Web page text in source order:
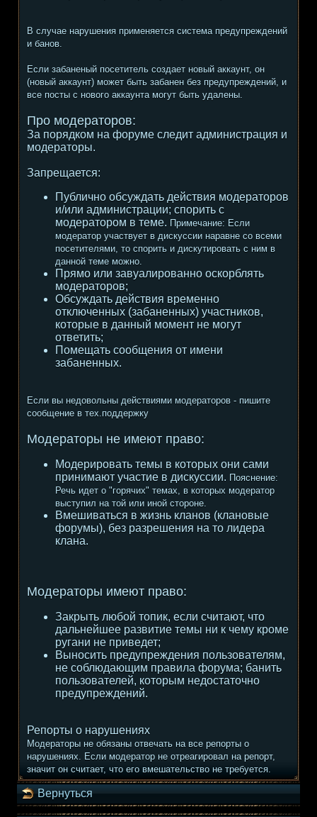
В случае нарушения применяется система предупреждений
и банов.
Если забаненый посетитель создает новый аккаунт, он
(новый аккаунт) может быть забанен без предупреждений, и
все посты с нового аккаунта могут быть удалены.
Про модераторов:
За порядком на форуме следит администрация и
модераторы.
Запрещается:
Публично обсуждать действия модераторов
и/или администрации; спорить с
модератором в теме. Примечание: Если
модератор участвует в дискуссии наравне со всеми
посетителями, то спорить и дискутировать с ним в
данной теме можно.
Прямо или завуалированно оскорблять
модераторов;
Обсуждать действия временно
отключенных (забаненных) участников,
которые в данный момент не могут
ответить;
Помещать сообщения от имени
забаненных.
Если вы недовольны действиями модераторов - пишите
сообщение в тех.поддержку
Модераторы не имеют право:
Модерировать темы в которых они сами
принимают участие в дискуссии. Пояснение:
Речь идет о "горячих" темах, в которых модератор
выступил на той или иной стороне.
Вмешиваться в жизнь кланов (клановые
форумы), без разрешения на то лидера
клана.
Модераторы имеют право:
Закрыть любой топик, если считают, что
дальнейшее развитие темы ни к чему кроме
ругани не приведет;
Выносить предупреждения пользователям,
не соблюдающим правила форума; банить
пользователей, которым недостаточно
предупреждений.
Репорты о нарушениях
Модераторы не обязаны отвечать на все репорты о
нарушениях. Если модератор не отреагировал на репорт,
значит он считает, что его вмешательство не требуется.
Вернуться